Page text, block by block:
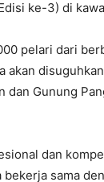
ke-3) di
pelari dari
akan
dan Gunung
dan
sama